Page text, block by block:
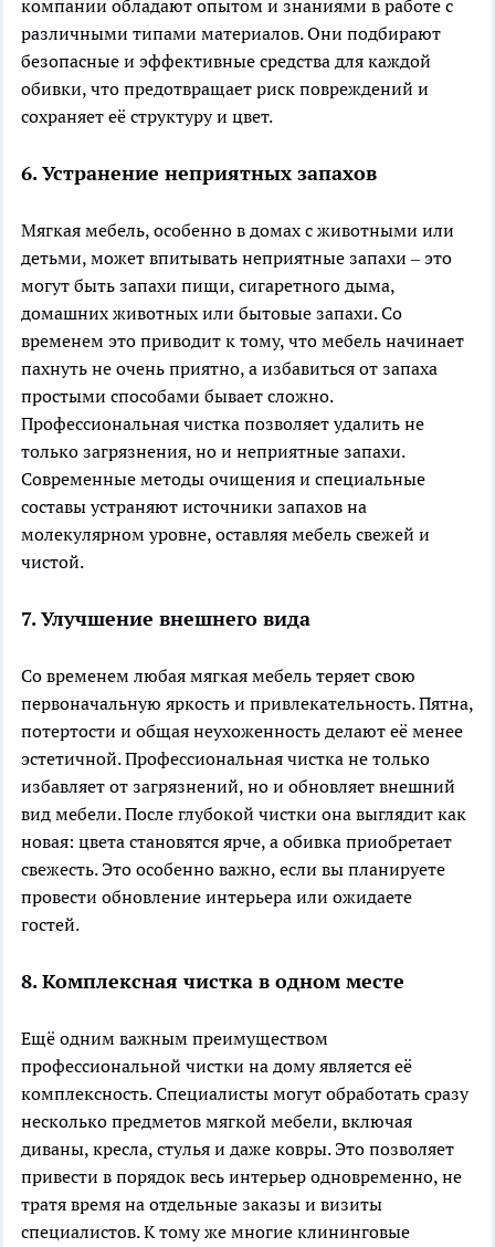
компании обладают опытом и знаниями в работе с
различными типами материалов. Они подбирают
безопасные и эффективные средства для каждой
обивки, что предотвращает риск повреждений и
сохраняет её структуру и цвет.
6. Устранение неприятных запахов
Мягкая мебель, особенно в домах с животными или
детьми, может впитывать неприятные запахи – это
могут быть запахи пищи, сигаретного дыма,
домашних животных или бытовые запахи. Со
временем это приводит к тому, что мебель начинает
пахнуть не очень приятно, а избавиться от запаха
простыми способами бывает сложно.
Профессиональная чистка позволяет удалить не
только загрязнения, но и неприятные запахи.
Современные методы очищения и специальные
составы устраняют источники запахов на
молекулярном уровне, оставляя мебель свежей и
чистой.
7. Улучшение внешнего вида
Со временем любая мягкая мебель теряет свою
первоначальную яркость и привлекательность. Пятна,
потертости и общая неухоженность делают её менее
эстетичной. Профессиональная чистка не только
избавляет от загрязнений, но и обновляет внешний
вид мебели. После глубокой чистки она выглядит как
новая: цвета становятся ярче, а обивка приобретает
свежесть. Это особенно важно, если вы планируете
провести обновление интерьера или ожидаете
гостей.
8. Комплексная чистка в одном месте
Ещё одним важным преимуществом
профессиональной чистки на дому является её
комплексность. Специалисты могут обработать сразу
несколько предметов мягкой мебели, включая
диваны, кресла, стулья и даже ковры. Это позволяет
привести в порядок весь интерьер одновременно, не
тратя время на отдельные заказы и визиты
специалистов. К тому же многие клининговые